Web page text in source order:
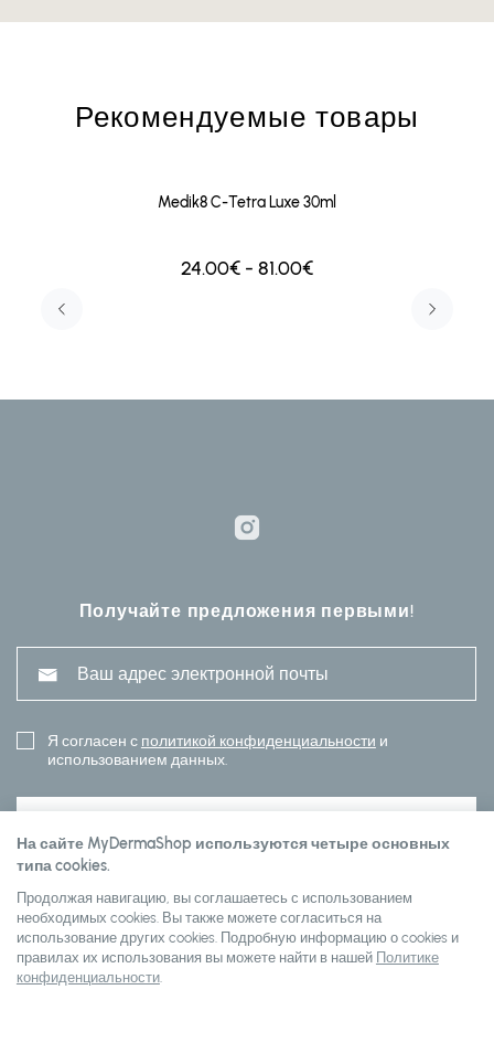
Рекомендуемые товары
Medik8 C-Tetra Luxe 30ml
24.00€ - 81.00€
Customer service
Получайте предложения первыми!
Я согласен с политикой конфиденциальности и
использованием данных.
На сайте MyDermaShop используются четыре основных
типа cookies.
Продолжая навигацию, вы соглашаетесь с использованием
необходимых cookies. Вы также можете согласиться на
использование других cookies. Подробную информацию о cookies и
правилах их использования вы можете найти в нашей Политике
конфиденциальности.